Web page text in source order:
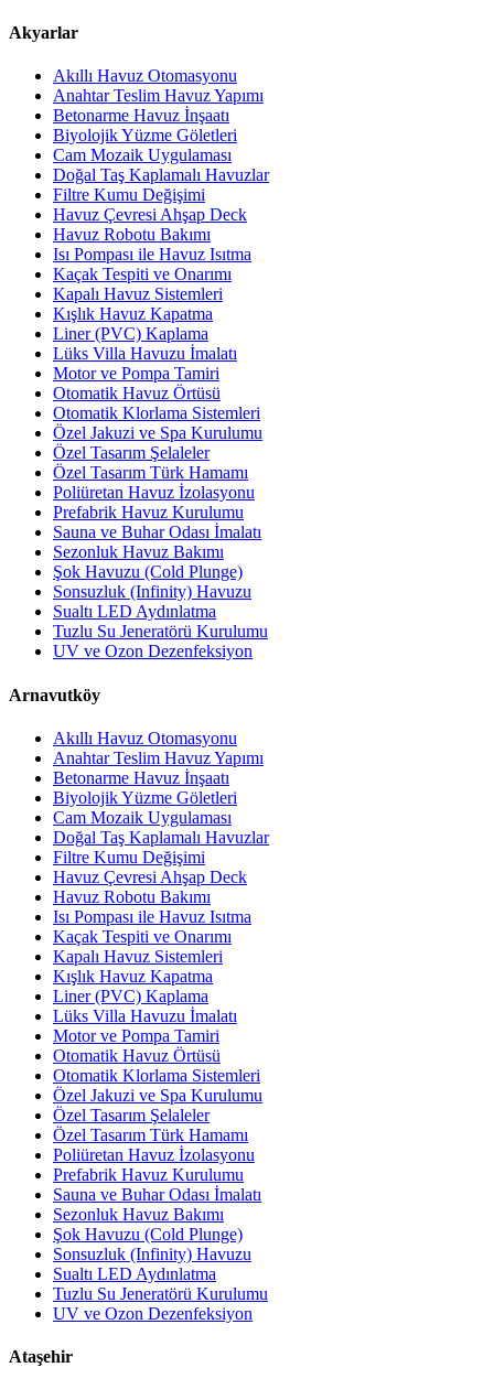
Akyarlar
Akıllı Havuz Otomasyonu
Anahtar Teslim Havuz Yapımı
Betonarme Havuz İnşaatı
Biyolojik Yüzme Göletleri
Cam Mozaik Uygulaması
Doğal Taş Kaplamalı Havuzlar
Filtre Kumu Değişimi
Havuz Çevresi Ahşap Deck
Havuz Robotu Bakımı
Isı Pompası ile Havuz Isıtma
Kaçak Tespiti ve Onarımı
Kapalı Havuz Sistemleri
Kışlık Havuz Kapatma
Liner (PVC) Kaplama
Lüks Villa Havuzu İmalatı
Motor ve Pompa Tamiri
Otomatik Havuz Örtüsü
Otomatik Klorlama Sistemleri
Özel Jakuzi ve Spa Kurulumu
Özel Tasarım Şelaleler
Özel Tasarım Türk Hamamı
Poliüretan Havuz İzolasyonu
Prefabrik Havuz Kurulumu
Sauna ve Buhar Odası İmalatı
Sezonluk Havuz Bakımı
Şok Havuzu (Cold Plunge)
Sonsuzluk (Infinity) Havuzu
Sualtı LED Aydınlatma
Tuzlu Su Jeneratörü Kurulumu
UV ve Ozon Dezenfeksiyon
Arnavutköy
Akıllı Havuz Otomasyonu
Anahtar Teslim Havuz Yapımı
Betonarme Havuz İnşaatı
Biyolojik Yüzme Göletleri
Cam Mozaik Uygulaması
Doğal Taş Kaplamalı Havuzlar
Filtre Kumu Değişimi
Havuz Çevresi Ahşap Deck
Havuz Robotu Bakımı
Isı Pompası ile Havuz Isıtma
Kaçak Tespiti ve Onarımı
Kapalı Havuz Sistemleri
Kışlık Havuz Kapatma
Liner (PVC) Kaplama
Lüks Villa Havuzu İmalatı
Motor ve Pompa Tamiri
Otomatik Havuz Örtüsü
Otomatik Klorlama Sistemleri
Özel Jakuzi ve Spa Kurulumu
Özel Tasarım Şelaleler
Özel Tasarım Türk Hamamı
Poliüretan Havuz İzolasyonu
Prefabrik Havuz Kurulumu
Sauna ve Buhar Odası İmalatı
Sezonluk Havuz Bakımı
Şok Havuzu (Cold Plunge)
Sonsuzluk (Infinity) Havuzu
Sualtı LED Aydınlatma
Tuzlu Su Jeneratörü Kurulumu
UV ve Ozon Dezenfeksiyon
Ataşehir